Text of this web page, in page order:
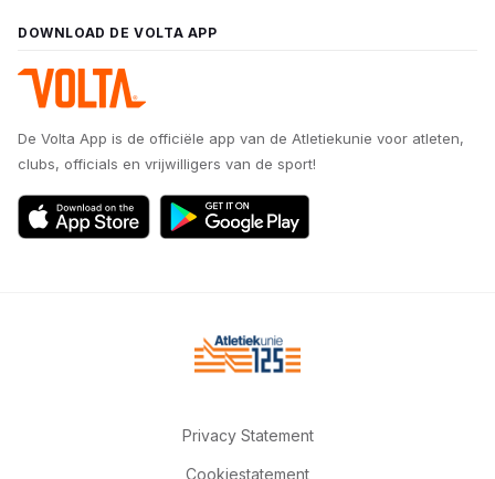
DOWNLOAD DE VOLTA APP
De Volta App is de officiële app van de Atletiekunie voor atleten,
clubs, officials en vrijwilligers van de sport!
Privacy Statement
Cookiestatement